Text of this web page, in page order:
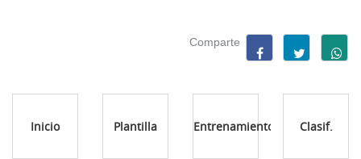
Comparte
Inicio Plantilla Entrenamientos Clasif.